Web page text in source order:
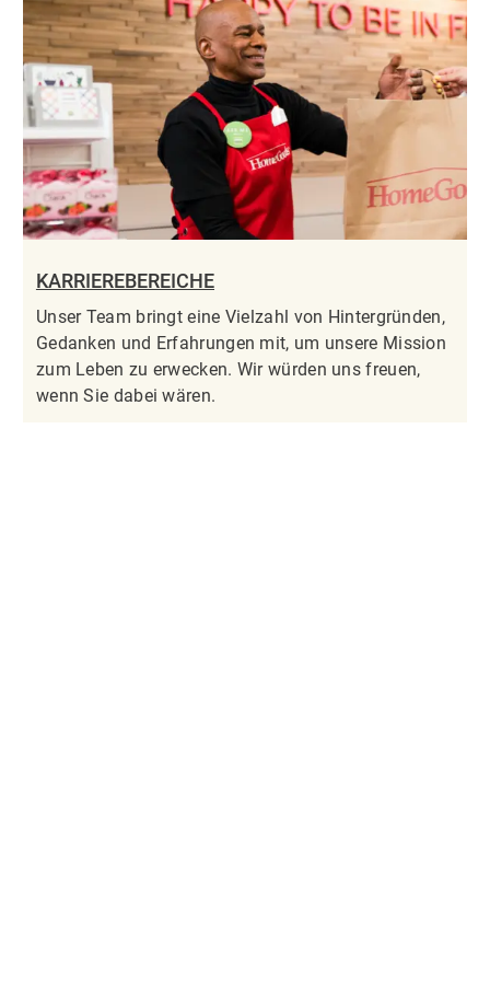
KARRIEREBEREICHE
Unser Team bringt eine Vielzahl von Hintergründen,
Gedanken und Erfahrungen mit, um unsere Mission
zum Leben zu erwecken. Wir würden uns freuen,
wenn Sie dabei wären.